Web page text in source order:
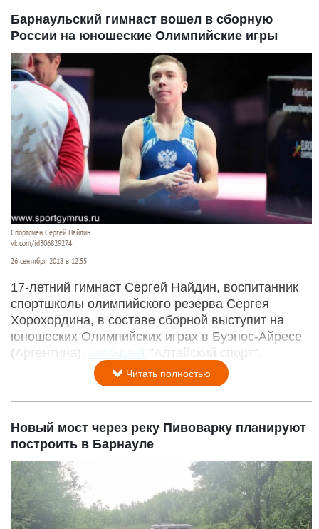
Барнаульский гимнаст вошел в сборную
России на юношеские Олимпийские игры
Спортсмен Сергей Найдин
vk.com/id306829274
26 сентября 2018 в 12:55
17-летний гимнаст Сергей Найдин, воспитанник
спортшколы олимпийского резерва Сергея
Хорохордина, в составе сборной выступит на
юношеских Олимпийских играх в Буэнос-Айресе
(Аргентина),
сообщает "Алтайский спорт".
Читать полностью
Новый мост через реку Пивоварку планируют
построить в Барнауле